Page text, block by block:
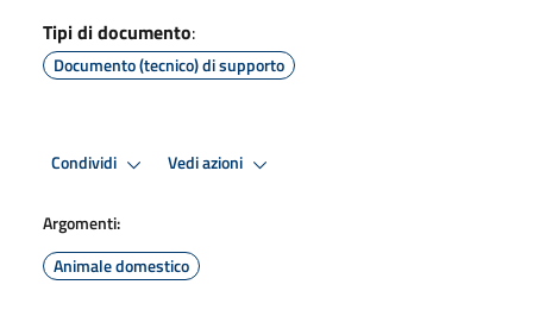
Tipi di documento:
Documento (tecnico) di supporto
Condividi Vedi azioni
Argomenti:
Animale domestico